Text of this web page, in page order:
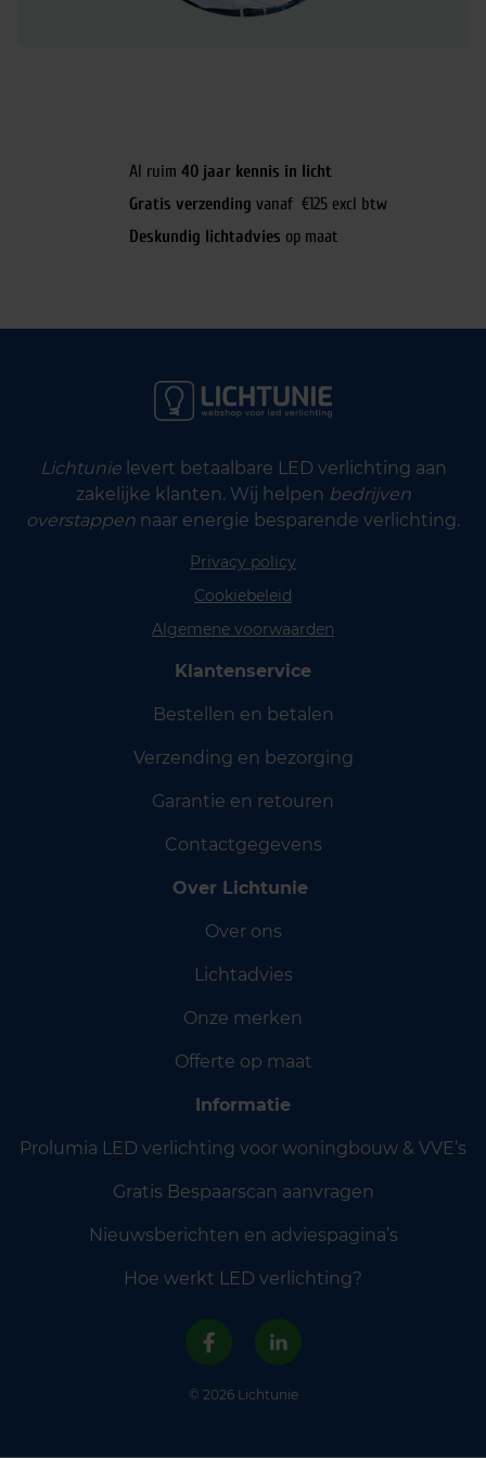
Al ruim 40 jaar kennis in licht
Gratis verzending vanaf €125 excl btw
Deskundig lichtadvies op maat
Lichtunielevert betaalbare LED verlichting aan
zakelijke klanten. Wij helpen bedrijven
overstappen naar energie besparende verlichting.
Privacy policy
Cookiebeleid
Algemene voorwaarden
Klantenservice
Bestellen en betalen
Verzending en bezorging
Garantie en retouren
Contactgegevens
Over Lichtunie
Over ons
Lichtadvies
Onze merken
Offerte op maat
Informatie
Prolumia LED verlichting voor woningbouw & VVE’s
Gratis Bespaarscan aanvragen
Nieuwsberichten en adviespagina’s
Hoe werkt LED verlichting?
© 2026 Lichtunie